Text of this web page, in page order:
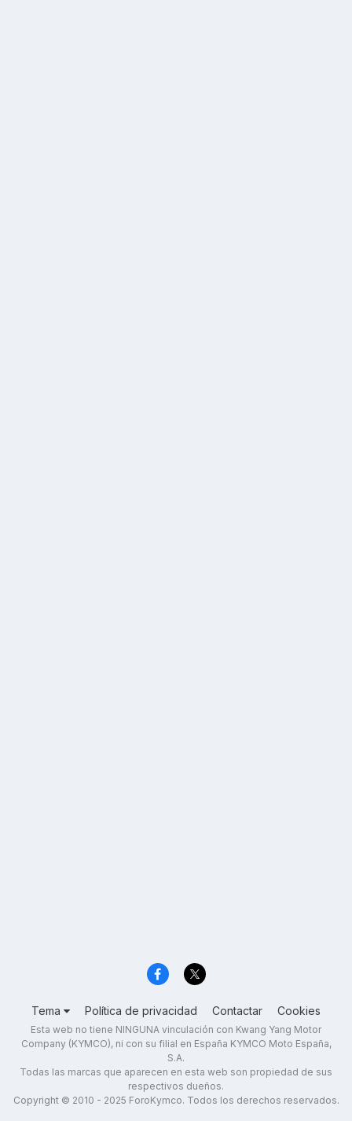
Tema Política de privacidad Contactar Cookies
Esta web no tiene NINGUNA vinculación con Kwang Yang Motor
Company (KYMCO), ni con su filial en España KYMCO Moto España,
S.A.
Todas las marcas que aparecen en esta web son propiedad de sus
respectivos dueños.
Copyright © 2010 - 2025 ForoKymco. Todos los derechos reservados.